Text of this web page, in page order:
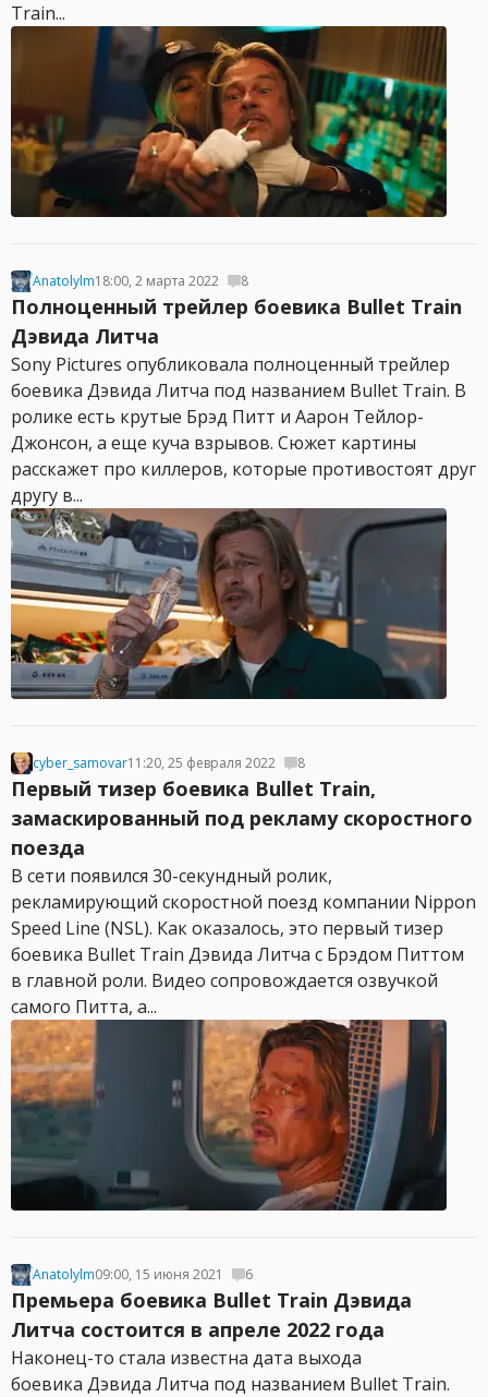
Train...
Anatolylm18:00, 2 марта 2022 8
Полноценный трейлер боевика Bullet Train
Дэвида Литча
Sony Pictures опубликовала полноценный трейлер
боевика Дэвида Литча под названием Bullet Train. В
ролике есть крутые Брэд Питт и Аарон Тейлор-
Джонсон, а еще куча взрывов. Сюжет картины
расскажет про киллеров, которые противостоят друг
другу в...
cyber_samovar11:20, 25 февраля 2022 8
Первый тизер боевика Bullet Train,
замаскированный под рекламу скоростного
поезда
В сети появился 30-секундный ролик,
рекламирующий скоростной поезд компании Nippon
Speed Line (NSL). Как оказалось, это первый тизер
боевика Bullet Train Дэвида Литча с Брэдом Питтом
в главной роли. Видео сопровождается озвучкой
самого Питта, а...
Anatolylm09:00, 15 июня 2021 6
Премьера боевика Bullet Train Дэвида
Литча состоится в апреле 2022 года
Наконец-то стала известна дата выхода
боевика Дэвида Литча под названием Bullet Train.